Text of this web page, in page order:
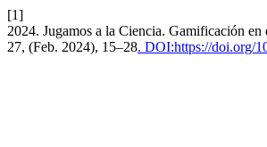
[1]
2024. Jugamos a la Ciencia. Gamificación
27, (Feb. 2024), 15–28. DOI:https://doi.org/